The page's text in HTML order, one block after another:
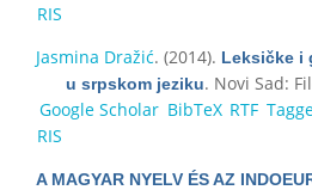
RIS
Jasmina Dražić. (2014). Leksičke i
u srpskom jeziku. Novi Sad:
Google Scholar BibTeX RTF
RIS
A MAGYAR NYELV ÉS AZ